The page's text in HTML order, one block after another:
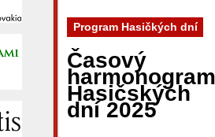
Program Hasičkých dní
Časový
harmonogram
Hasičských
dní 2025